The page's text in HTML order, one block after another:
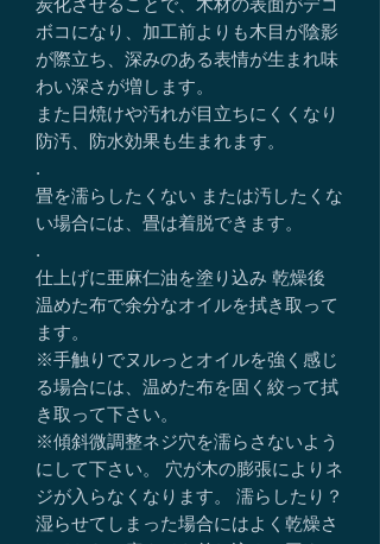
ボコになり、加工前よりも木目が陰影
が際立ち、深みのある表情が生まれ味
わい深さが増します。
また日焼けや汚れが目立ちにくくなり
防汚、防水効果も生まれます。
.
畳を濡らしたくない または汚したくな
い場合には、畳は着脱できます。
.
仕上げに亜麻仁油を塗り込み 乾燥後
温めた布で余分なオイルを拭き取って
ます。
※手触りでヌルっとオイルを強く感じ
る場合には、温めた布を固く絞って拭
き取って下さい。
※傾斜微調整ネジ穴を濡らさないよう
にして下さい。 穴が木の膨張によりネ
ジが入らなくなります。 濡らしたり？
湿らせてしまった場合にはよく乾燥さ